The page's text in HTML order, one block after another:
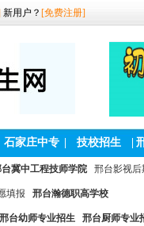
新用户？ [免费注册]
石家庄中专 技校招生
冀中工程技师学院 邢台影视后
填报 邢台瀚德职高学校
邢台幼师专业招生 邢台厨师专业